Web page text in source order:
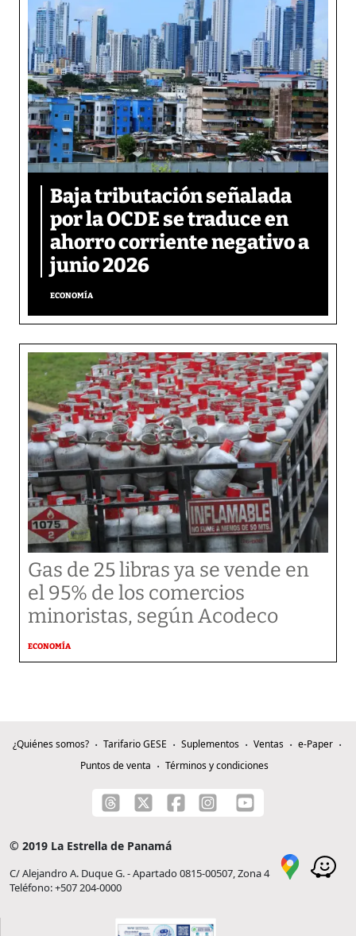
Baja tributación señalada
por la OCDE se traduce en
ahorro corriente negativo a
junio 2026
ECONOMÍA
Gas de 25 libras ya se vende en
el 95% de los comercios
minoristas, según Acodeco
ECONOMÍA
¿Quiénes somos? Tarifario GESE Suplementos Ventas
e-Paper
Puntos de venta
Términos y condiciones
© 2019 La Estrella de Panamá
C/ Alejandro A. Duque G. - Apartado 0815-00507, Zona 4
Teléfono: +507 204-0000